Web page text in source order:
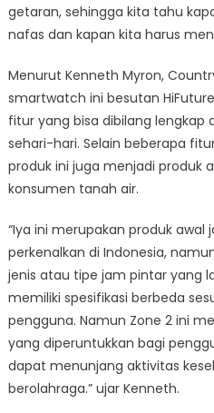
getaran, sehingga kita tahu
nafas dan kapan kita harus
Menurut Kenneth Myron,
smartwatch ini besutan
fitur yang bisa dibilang
sehari-hari. Selain beberapa
produk ini juga menjadi produk
konsumen tanah air.
“Iya ini merupakan produk
perkenalkan di Indonesia,
jenis atau tipe jam pintar yang
memiliki spesifikasi berbeda
pengguna. Namun Zone 2 ini
yang diperuntukkan bagi
dapat menunjang aktivitas
berolahraga.” ujar Kenneth.